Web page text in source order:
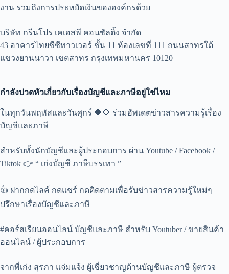
งาน รวมถึงการประหยัดเงินขององค์กรด้วย
บริษัท กรีนโปร เคเอสพี คอนซัลติ้ง จำกัด
43 อาคารไทยซีซีทาวเวอร์ ชั้น 11 ห้องเลขที่ 111 ถนนสาทรใต้
แขวงยานนาวา เขตสาทร กรุงเทพมหานคร 10120
กำลังปวดหัวเกี่ยวกับเรื่องบัญชีและภาษีอยู่ใช่ไหม
ในทุกวันพฤหัสและวันศุกร์ 🔶🔷 ร่วมอัพเดตข่าวสารความรู้เรื่อง
บัญชีและภาษี
สำหรับทั้งนักบัญชีและผู้ประกอบการ ผ่าน Youtube / Facebook /
Tiktok 👉 “ เก่งบัญชี ภาษีบรรเทา ”
👍 ฝากกดไลค์ กดแชร์ กดติดตามเพื่อรับข่าวสารความรู้ใหม่ๆ
ปรึกษาเรื่องบัญชีและภาษี
#คอร์สเรียนออนไลน์ บัญชีและภาษี สำหรับ Youtuber / ขายสินค้า
ออนไลน์ / ผู้ประกอบการ
จากพี่เก่ง สุรภา แจ่มแจ้ง ผู้เชี่ยวชาญด้านบัญชีและภาษี ผู้ตรวจ